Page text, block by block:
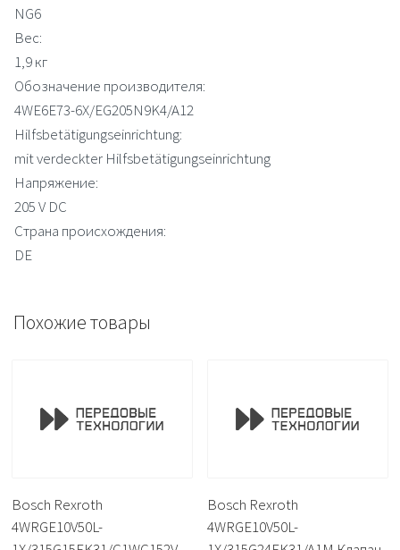
NG6
Вес:
1,9 кг
Обозначение производителя:
4WE6E73-6X/EG205N9K4/A12
Hilfsbetätigungseinrichtung:
mit verdeckter Hilfsbetätigungseinrichtung
Напряжение:
205 V DC
Страна происхождения:
DE
Похожие товары
Bosch Rexroth
4WRGE10V50L-
Bosch Rexroth
4WRGE10V50L-